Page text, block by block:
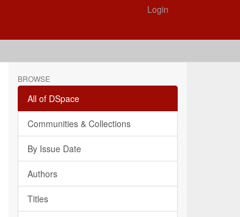
Login
BROWSE
All of DSpace
Communities & Collections
By Issue Date
Authors
Titles